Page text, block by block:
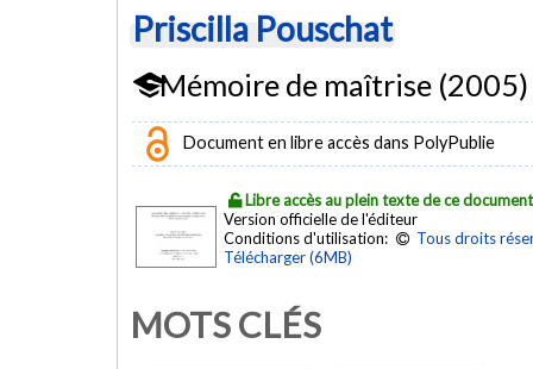
Priscilla Pouschat
Mémoire de maîtrise (2005)
Document en libre accès dans PolyPublie
Libre accès au plein texte de ce document
Version officielle de l'éditeur
Conditions d'utilisation:
Tous droits
Télécharger (6MB)
MOTS CLÉS